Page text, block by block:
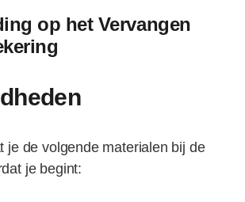
op het Vervangen
je de volgende materialen bij de
je begint: